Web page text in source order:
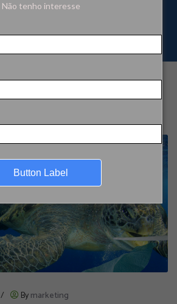
Não tenho interesse
Button Label
/ Bymarketing